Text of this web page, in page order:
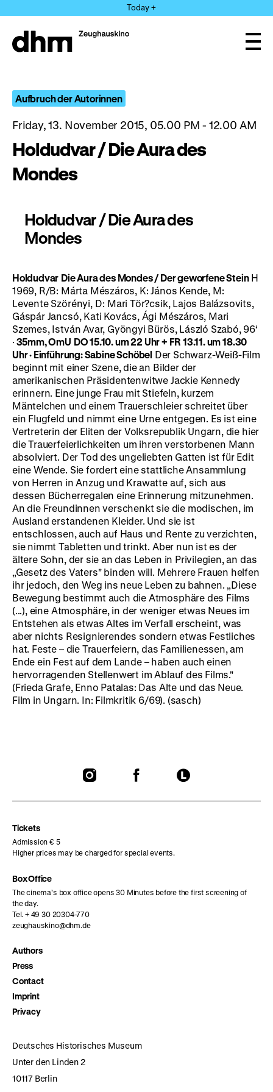
directly
the
Today +
Aufbruch der Autorinnen
Friday, 13. November 2015, 05.00 PM - 12.00 AM
Holdudvar / Die Aura des
Mondes
Holdudvar / Die Aura des
Mondes
Holdudvar Die Aura des Mondes / Der geworfene SteinH
1969, R/B: Márta Mészáros, K: János Kende, M:
Levente Szörényi, D: Mari Tör?csik, Lajos Balázsovits,
Gáspár Jancsó, Kati Kovács, Ági Mészáros, Mari
Szemes, István Avar, Gyöngyi Bürös, László Szabó, 96‘
· 35mm, OmU DO 15.10. um 22 Uhr + FR 13.11. um 18.30
Uhr· Einführung: Sabine Schöbel Der Schwarz-Weiß-Film
beginnt mit einer Szene, die an Bilder der
amerikanischen Präsidentenwitwe Jackie Kennedy
erinnern. Eine junge Frau mit Stiefeln, kurzem
Mäntelchen und einem Trauerschleier schreitet über
ein Flugfeld und nimmt eine Urne entgegen. Es ist eine
Vertreterin der Eliten der Volksrepublik Ungarn, die hier
die Trauerfeierlichkeiten um ihren verstorbenen Mann
absolviert. Der Tod des ungeliebten Gatten ist für Edit
eine Wende. Sie fordert eine stattliche Ansammlung
von Herren in Anzug und Krawatte auf, sich aus
dessen Bücherregalen eine Erinnerung mitzunehmen.
An die Freundinnen verschenkt sie die modischen, im
Ausland erstandenen Kleider. Und sie ist
entschlossen, auch auf Haus und Rente zu verzichten,
sie nimmt Tabletten und trinkt. Aber nun ist es der
ältere Sohn, der sie an das Leben in Privilegien, an das
„Gesetz des Vaters" binden will. Mehrere Frauen helfen
ihr jedoch, den Weg ins neue Leben zu bahnen. „Diese
Bewegung bestimmt auch die Atmosphäre des Films
(...), eine Atmosphäre, in der weniger etwas Neues im
Entstehen als etwas Altes im Verfall erscheint, was
aber nichts Resignierendes sondern etwas Festliches
hat. Feste – die Trauerfeiern, das Familienessen, am
Ende ein Fest auf dem Lande – haben auch einen
hervorragenden Stellenwert im Ablauf des Films."
(Frieda Grafe, Enno Patalas: Das Alte und das Neue.
Film in Ungarn. In: Filmkritik 6/69). (sasch)
To
To
To
Tickets
Admission € 5
Higher prices may be charged for special events.
Box Office
The cinema’s box office opens 30 Minutes before the first screening of
the day.
Tel. + 49 30 20304-770
zeughauskino@dhm.de
Authors
Press
Contact
Imprint
Privacy
Deutsches Historisches Museum
Unter den Linden 2
10117 Berlin